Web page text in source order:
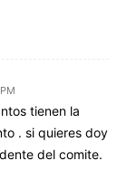
tienen la
. si quieres doy
del comite.